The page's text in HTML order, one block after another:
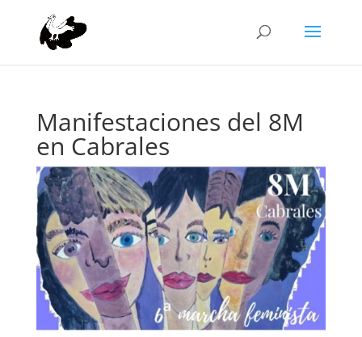
Manifestaciones del 8M
en Cabrales